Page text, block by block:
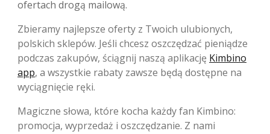
ofertach drogą mailową.
Zbieramy najlepsze oferty z Twoich ulubionych,
polskich sklepów. Jeśli chcesz oszczędzać pieniądze
podczas zakupów, ściągnij naszą aplikację Kimbino
app, a wszystkie rabaty zawsze będą dostępne na
wyciągnięcie ręki.
Magiczne słowa, które kocha każdy fan Kimbino:
promocja, wyprzedaż i oszczędzanie. Z nami